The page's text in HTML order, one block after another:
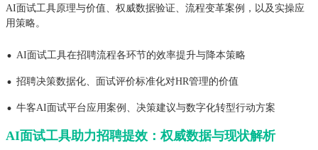
AI面试工具原理与价值、权威数据验证、流程变革案例，以及实操应
用策略。
· AI面试工具在招聘流程各环节的效率提升与降本策略
· 招聘决策数据化、面试评价标准化对HR管理的价值
· 牛客AI面试平台应用案例、决策建议与数字化转型行动方案
AI面试工具助力招聘提效：权威数据与现状解析